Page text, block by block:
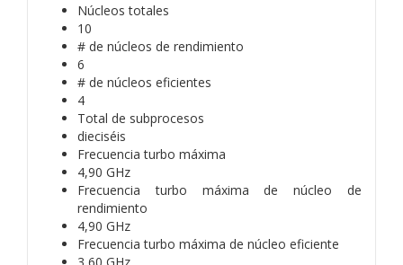
Núcleos totales
10
# de núcleos de rendimiento
6
# de núcleos eficientes
4
Total de subprocesos
dieciséis
Frecuencia turbo máxima
4,90 GHz
Frecuencia turbo máxima de núcleo de
rendimiento
4,90 GHz
Frecuencia turbo máxima de núcleo eficiente
3,60 GHz